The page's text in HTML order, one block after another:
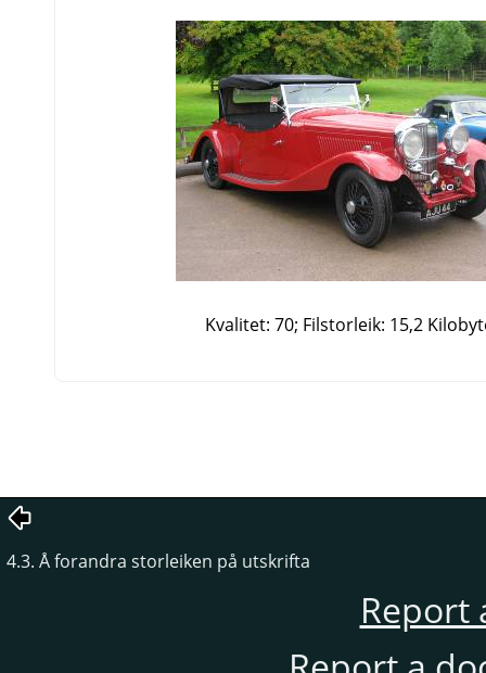
Kvalitet: 70; Filstorleik: 15,2
4.3. Å forandra storleiken på utskrifta
Report